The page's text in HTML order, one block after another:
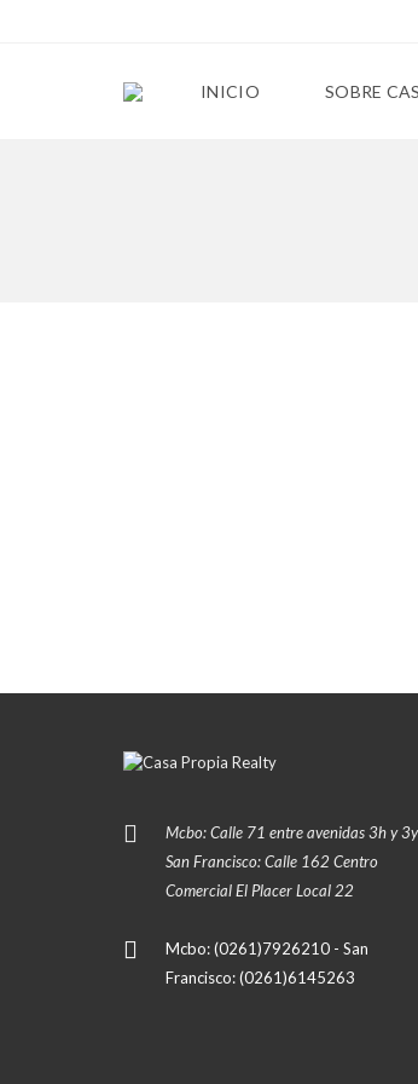
INICIO SOBRE
Mcbo: Calle 71 entre avenidas 3h y
San Francisco: Calle 162 Centro
Comercial El Placer Local 22
Mcbo: (0261)7926210 - San
Francisco: (0261)6145263